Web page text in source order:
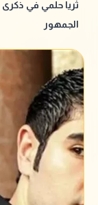
ثريا حلمي في ذكرى
الجمهور